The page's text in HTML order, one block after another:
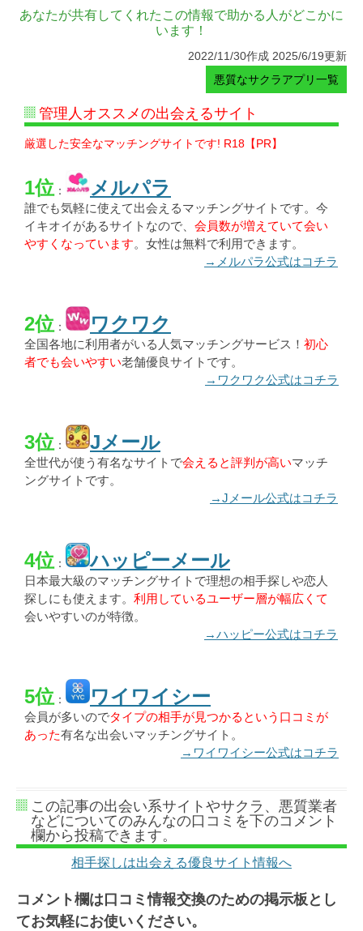
あなたが共有してくれたこの情報で助かる人がどこかに
います！
2022/11/30作成 2025/6/19更新
悪質なサクラアプリ一覧
管理人オススメの出会えるサイト
厳選した安全なマッチングサイトです! R18【PR】
1位： メルパラ
誰でも気軽に使えて出会えるマッチングサイトです。今
イキオイがあるサイトなので、 会員数が増えていて会い
やすくなっています。女性は無料で利用できます。
→メルパラ公式はコチラ
2位： ワクワク
全国各地に利用者がいる人気マッチングサービス！ 初心
者でも会いやすい老舗優良サイトです。
→ワクワク公式はコチラ
3位： Jメール
全世代が使う有名なサイトで会えると評判が高いマッチ
ングサイトです。
→Jメール公式はコチラ
4位： ハッピーメール
日本最大級のマッチングサイトで理想の相手探しや恋人
探しにも使えます。 利用しているユーザー層が幅広くて
会いやすいのが特徴。
→ハッピー公式はコチラ
5位： ワイワイシー
会員が多いのでタイプの相手が見つかるという口コミが
あった有名な出会いマッチングサイト。
→ワイワイシー公式はコチラ
この記事の出会い系サイトやサクラ、悪質業者
などについてのみんなの口コミを下のコメント
欄から投稿できます。
相手探しは出会える優良サイト情報へ
コメント欄は口コミ情報交換のための掲示板とし
てお気軽にお使いください。